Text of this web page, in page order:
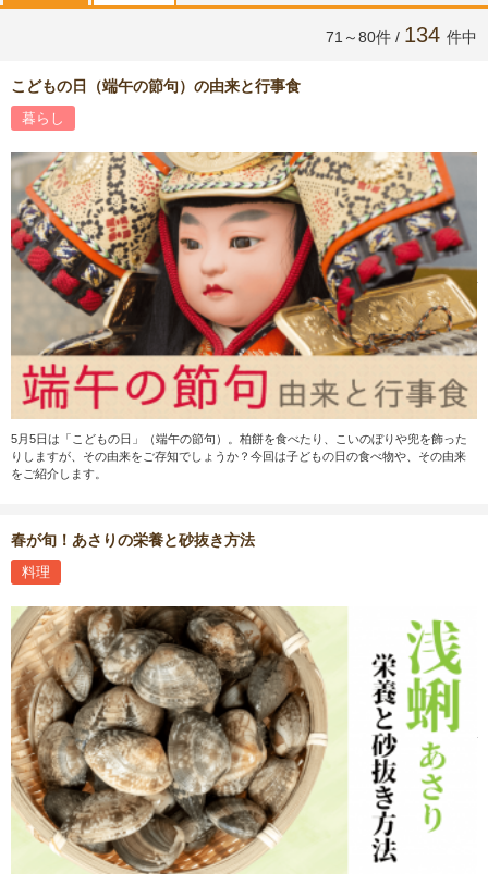
71～80件 / 134 件中
こどもの日（端午の節句）の由来と行事食
暮らし
5月5日は「こどもの日」（端午の節句）。柏餅を食べたり、こいのぼりや兜を飾った
りしますが、その由来をご存知でしょうか？今回は子どもの日の食べ物や、その由来
をご紹介します。
春が旬！あさりの栄養と砂抜き方法
料理